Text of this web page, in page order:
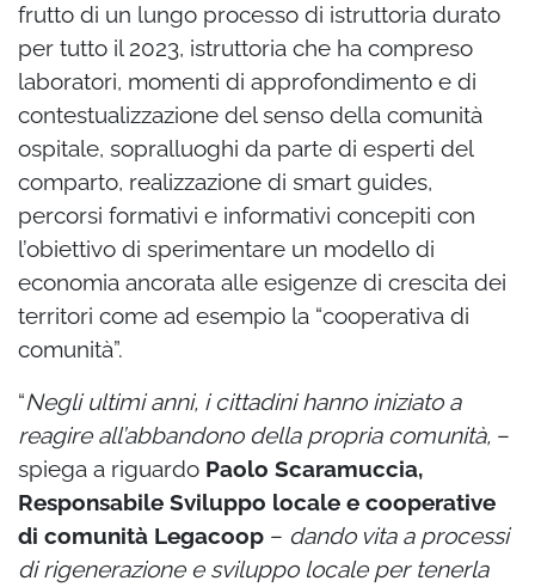
frutto di un lungo processo di istruttoria durato
per tutto il 2023, istruttoria che ha compreso
laboratori, momenti di approfondimento e di
contestualizzazione del senso della comunità
ospitale, sopralluoghi da parte di esperti del
comparto, realizzazione di smart guides,
percorsi formativi e informativi concepiti con
l’obiettivo di sperimentare un modello di
economia ancorata alle esigenze di crescita dei
territori come ad esempio la “cooperativa di
comunità”.
“Negli ultimi anni, i cittadini hanno iniziato a
reagire all’abbandono della propria comunità, –
spiega a riguardo Paolo Scaramuccia,
Responsabile Sviluppo locale e cooperative
di comunità Legacoop – dando vita a processi
di rigenerazione e sviluppo locale per tenerla